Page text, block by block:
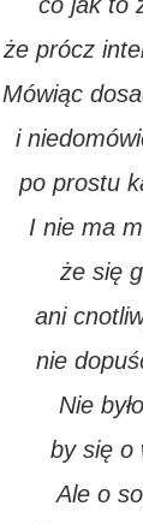
że prócz
Mówiąc
i
po prostu
I nie ma
że się
ani
nie
Nie
by się o
Ale o